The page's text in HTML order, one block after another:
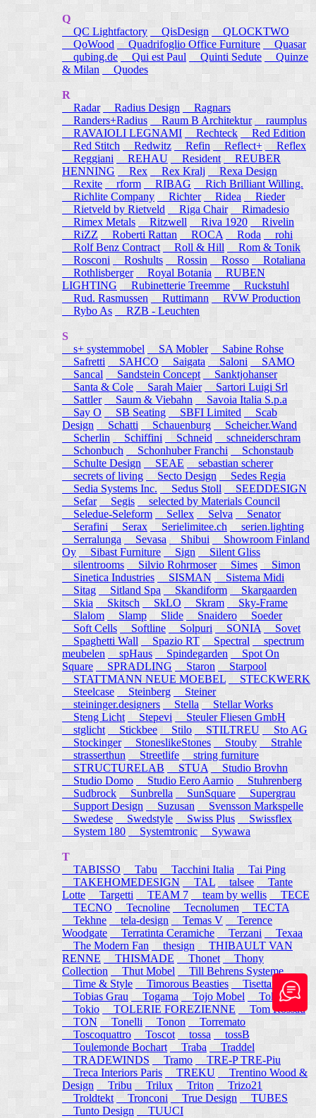
Q
QC Lightfactory
QisDesign
QLOCKTWO
QoWood Quadrifoglio Office Furniture
Quasar
qubing.de
Qui est Paul Quinti Sedute
Quinze
& Milan
Quodes
R
Radar
Radius Design
Ragnars
Randers+Radius
Raum B Architektur raumplus
RAVAIOLI LEGNAMI
Rechteck
Red Edition
Red Stitch
Redwitz Refin Reflect+
Reflex
Reggiani
REHAU Resident
REUBER
HENNING
Rex Rex Kralj
Rexa Design
Rexite
rform RIBAG
Rich Brilliant Willing.
Richlite Company
Richter Ridea
Rieder
Rietveld by Rietveld
Riga Chair
Rimadesio
Rimex Metals
Ritzwell Riva 1920
Rivelin
RiZZ
Roberti Rattan ROCA Roda
rohi
Rolf Benz Contract
Roll & Hill
Rom & Tonik
Rosconi Roshults Rossin Rosso
Rotaliana
Rothlisberger
Royal Botania
RUBEN
LIGHTING
Rubinetterie Treemme
Ruckstuhl
Rud. Rasmussen
Ruttimann
RVW Production
Rybo As
RZB - Leuchten
S
s+ systemmobel
SA Mobler
Sabine Rohse
Safretti
SAHCO Saigata Saloni
SAMO
Sancal
Sandstein Concept
Sanktjohanser
Santa & Cole
Sarah Maier
Sartori Luigi Srl
Sattler
Saum & Viebahn
Savoia Italia S.p.a
Say O
SB Seating SBFI Limited
Scab
Design
Schatti Schauenburg
Scheicher.Wand
Scherlin
Schiffini Schneid
schneiderschram
Schonbuch
Schonhuber Franchi
Schonstaub
Schulte Design
SEAE
sebastian scherer
secrets of living
Secto Design
Sedes Regia
Sedia Systems Inc.
Sedus Stoll
SEEDDESIGN
Sefar
Segis
selected by Materials Council
Seledue-Seleform
Sellex Selva
Senator
Serafini
Serax Serielimitee.ch
serien.lighting
Serralunga
Sevasa Shibui
Showroom Finland
Oy
Sibast Furniture Sign
Silent Gliss
silentrooms
Silvio Rohrmoser Simes Simon
Sinetica Industries
SISMAN
Sistema Midi
Sitag
Sitland Spa Skandiform
Skargaarden
Skia
Skitsch SkLO Skram
Sky-Frame
Slalom
Slamp Slide Snaidero
Soeder
Soft Cells
Softline Solpuri SONIA
Sovet
Spaghetti Wall
Spazio RT Spectral
spectrum
meubelen
spHaus Spindegarden
Spot On
Square
SPRADLING Staron
Starpool
STATTMANN NEUE MOEBEL
STECKWERK
Steelcase
Steinberg
Steiner
steininger.designers
Stella Stellar Works
Steng Licht
Stepevi
Steuler Fliesen GmbH
stglicht
Stickbee Stilo STILTREU
Sto AG
Stockinger
StoneslikeStones Stouby
Strahle
strasserthun
Streetlife
string furniture
STRUCTURELAB
STUA
Studio Brovhn
Studio Domo
Studio Eero Aarnio
Stuhrenberg
Sudbrock
Sunbrella SunSquare
Supergrau
Support Design
Suzusan
Svensson Markspelle
Swedese
Swedstyle Swiss Plus
Swissflex
System 180
Systemtronic Sywawa
T
TABISSO
Tabu Tacchini Italia
Tai Ping
TAKEHOMEDESIGN
TAL talsee
Tante
Lotte
Targetti TEAM 7 team by wellis
TECE
TECNO
Tecnoline Tecnolumen
TECTA
Tekhne
tela-design Temas V
Terence
Woodgate
Terratinta Ceramiche Terzani
Texaa
The Modern Fan
thesign
THIBAULT VAN
RENNE
THISMADE Thonet
Thony
Collection
Thut Mobel
Till Behrens Systeme
Time & Style
Timorous Beasties
Tisettanta
Tobias Grau
Togama Tojo Mobel
Token
Tokio
TOLERIE FOREZIENNE
Tom Rossau
TON
Tonelli Tonon
Torremato
Toscoquattro
Toscot tossa
tossB
Toulemonde Bochart
Traba
Traddel
TRADEWINDS
Tramo
TRE-P TRE-Piu
Treca Interiors Paris
TREKU
Trentino Wood &
Design
Tribu Trilux Triton
Trizo21
Troldtekt Tronconi True Design
TUBES
Tunto Design
TUUCI